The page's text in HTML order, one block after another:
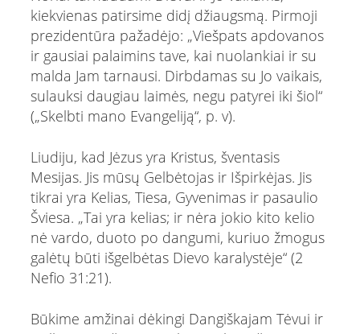
kiekvienas patirsime didį džiaugsmą. Pirmoji
prezidentūra pažadėjo: „Viešpats apdovanos
ir gausiai palaimins tave, kai nuolankiai ir su
malda Jam tarnausi. Dirbdamas su Jo vaikais,
sulauksi daugiau laimės, negu patyrei iki šiol“
(„Skelbti mano Evangeliją“, p. v).
Liudiju, kad Jėzus yra Kristus, šventasis
Mesijas. Jis mūsų Gelbėtojas ir Išpirkėjas. Jis
tikrai yra Kelias, Tiesa, Gyvenimas ir pasaulio
Šviesa. „Tai yra kelias; ir nėra jokio kito kelio
nė vardo, duoto po dangumi, kuriuo žmogus
galėtų būti išgelbėtas Dievo karalystėje“ (2
Nefio 31:21).
Būkime amžinai dėkingi Dangiškajam Tėvui ir